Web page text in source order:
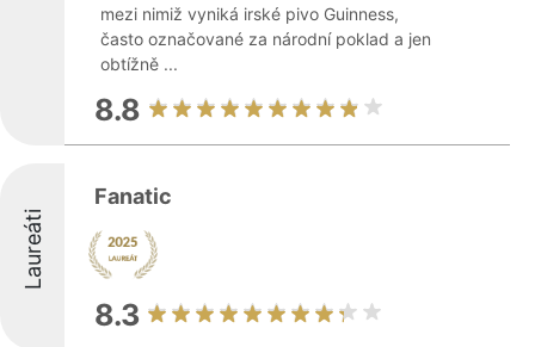
mezi nimiž vyniká irské pivo Guinness,
často označované za národní poklad a jen
obtížně ...
8.8
Laureáti
Fanatic
8.3